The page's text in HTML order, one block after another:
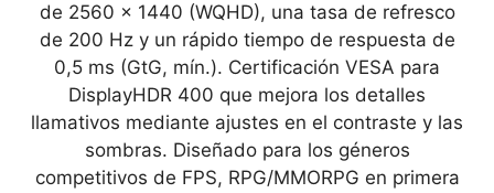
de 2560 x 1440 (WQHD), una tasa de refresco
de 200 Hz y un rápido tiempo de respuesta de
0,5 ms (GtG, mín.). Certificación VESA para
DisplayHDR 400 que mejora los detalles
llamativos mediante ajustes en el contraste y las
sombras. Diseñado para los géneros
competitivos de FPS, RPG/MMORPG en primera